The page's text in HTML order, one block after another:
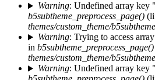
Warning: Undefined array key
b5subtheme_preprocess_page()
themes/custom_theme/
Warning: Trying to access
in b5subtheme_preprocess_page()
themes/custom_theme/
Warning: Undefined array key